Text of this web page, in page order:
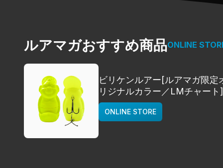
ルアマガおすすめ商品ONLINE
ビリケンルアー[ルアマガ限定
リジナルカラー／LMチャート]
deps
ONLINE STORE